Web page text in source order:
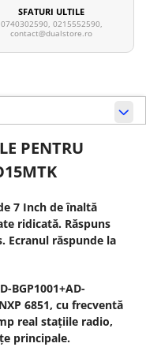
SFATURI ULTILE
0740302590, 0215552590,
contact@dualstore.ro
PENTRU
7 Inch de înaltă
ridicată. Răspuns
Ecranul răspunde la
BGP1001+AD-
6851, cu frecventă
real stațiile radio,
principale.